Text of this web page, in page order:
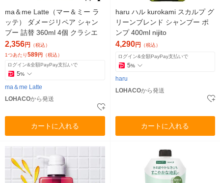
ma＆me Latte（マー＆ミー ラ
ッテ） ダメージリペア シャン
プー 詰替 360ml 4個 クラシエ
2,356円
（税込）
1つあたり589円 （税込）
ログイン&全額PayPay支払いで
5%
ma＆me Latte
LOHACOから発送
カートに入れる
haru ハル kurokami スカルプ グ
リーンブレンド シャンプー ポ
ンプ 400ml nijito
4,290円 （税込）
ログイン&全額PayPay支払いで
5%
haru
LOHACOから発送
カートに入れる